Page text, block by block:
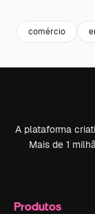
comércio
A plataforma
Mais de 1
Produtos